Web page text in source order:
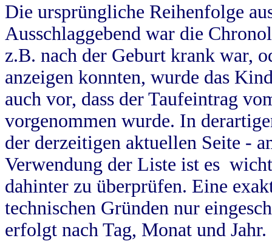
Die ursprüngliche Reihenfolge
Ausschlaggebend war die
z.B. nach der Geburt krank war,
anzeigen konnten, wurde das
auch vor, dass der Taufeintrag
vorgenommen wurde. In
der derzeitigen aktuellen Seite -
Verwendung der Liste ist es
dahinter zu überprüfen. Eine
technischen Gründen nur
erfolgt nach Tag, Monat und Jahr.